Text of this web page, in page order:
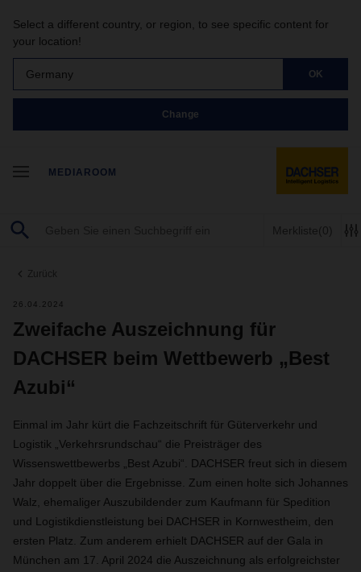
Select a different country, or region, to see specific content for
your location!
Germany OK
Change
MEDIAROOM
Merkliste(0)
Zurück
26.04.2024
Zweifache Auszeichnung für
DACHSER beim Wettbewerb „Best
Azubi“
Einmal im Jahr kürt die Fachzeitschrift für Güterverkehr und
Logistik „Verkehrsrundschau“ die Preisträger des
Wissenswettbewerbs „Best Azubi“. DACHSER freut sich in diesem
Jahr doppelt über die Ergebnisse. Zum einen holte sich Johannes
Walz, ehemaliger Auszubildender zum Kaufmann für Spedition
und Logistikdienstleistung bei DACHSER in Kornwestheim, den
ersten Platz. Zum anderem erhielt DACHSER auf der Gala in
München am 17. April 2024 die Auszeichnung als erfolgreichster